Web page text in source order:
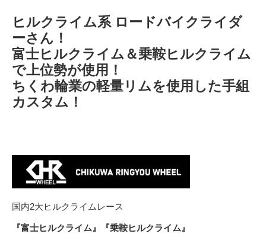
ヒルクライム系 ロードバイクライダ
ーさん！
富士ヒルクライム＆乗鞍ヒルクライム
で上位勢が使用！
ちくわ輪業の軽量リムを使用した手組
カスタム！
国内2大ヒルクライムレース
『富士ヒルクライム』 『乗鞍ヒルクライム』